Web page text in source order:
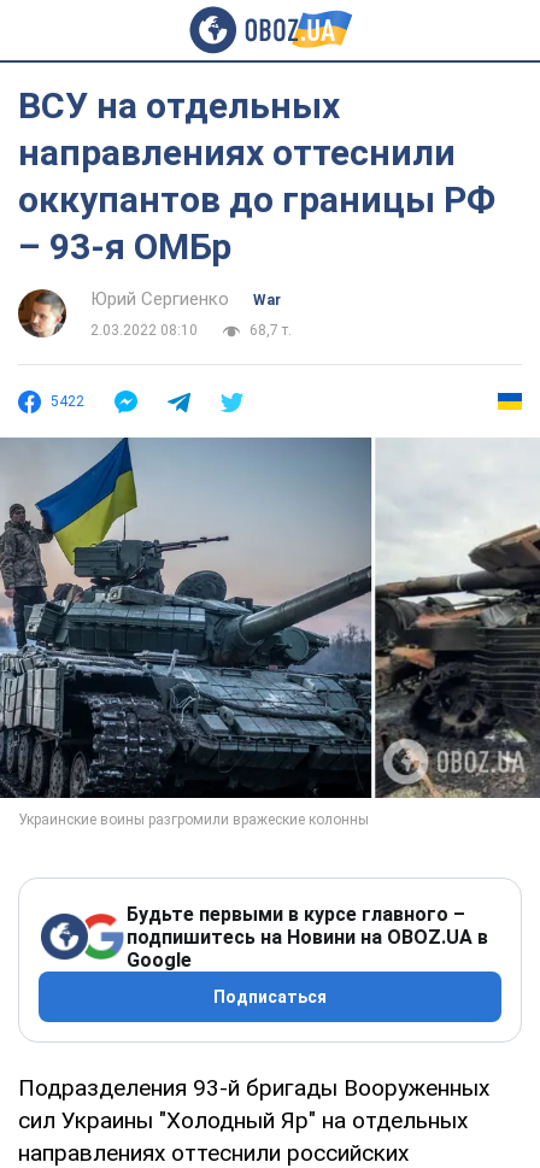
ВСУ на отдельных
направлениях оттеснили
оккупантов до границы РФ
– 93-я ОМБр
Юрий Сергиенко
War
2.03.2022 08:10
68,7 т.
5422
Будьте первыми в курсе главного –
подпишитесь на Новини на OBOZ.UA в
Google
Подписаться
Подразделения 93-й бригады Вооруженных
сил Украины "Холодный Яр" на отдельных
направлениях оттеснили российских